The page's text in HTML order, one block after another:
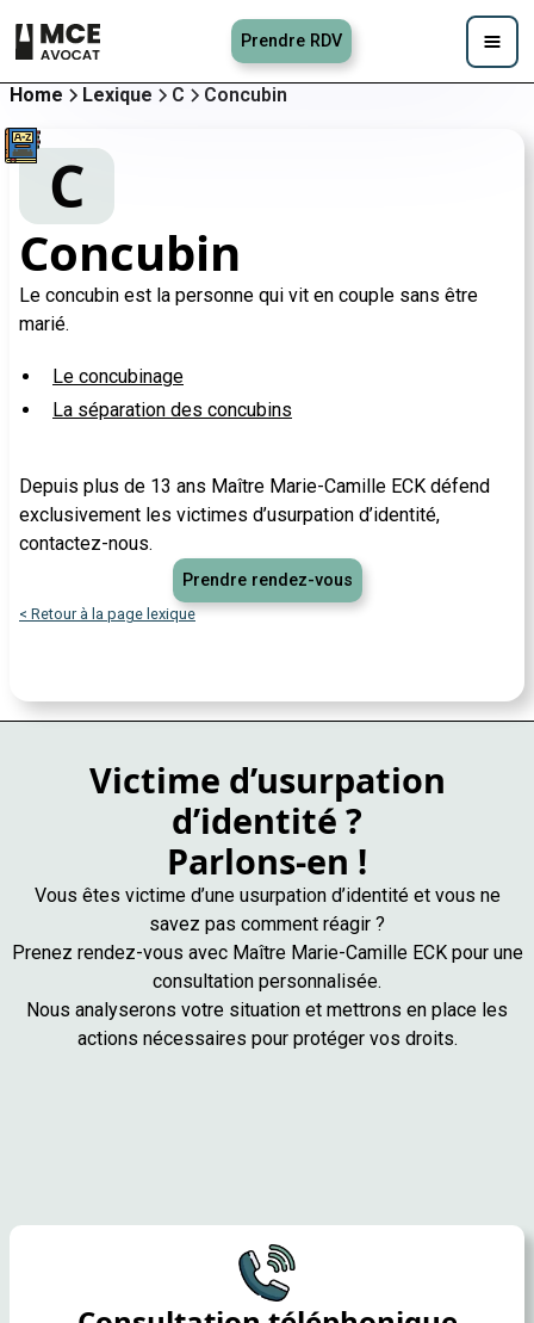
Prendre RDV
Home Lexique C Concubin
C
Concubin
Le concubin est la personne qui vit en couple sans être
marié.
Le concubinage
La séparation des concubins
Depuis plus de 13 ans Maître Marie-Camille ECK défend
exclusivement les victimes d’usurpation d’identité,
contactez-nous.
Prendre rendez-vous
< Retour à la page lexique
Victime d’usurpation
d’identité ?
Parlons-en !
Vous êtes victime d’une usurpation d’identité et vous ne
savez pas comment réagir ?
Prenez rendez-vous avec Maître Marie-Camille ECK pour une
consultation personnalisée.
Nous analyserons votre situation et mettrons en place les
actions nécessaires pour protéger vos droits.